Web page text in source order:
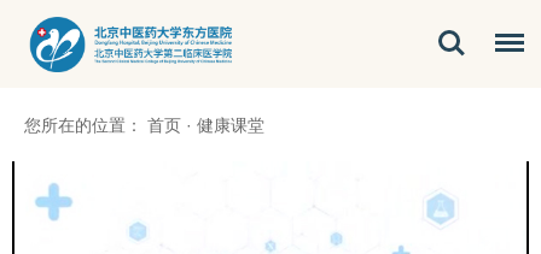
您所在的位置： 首页 · 健康课堂